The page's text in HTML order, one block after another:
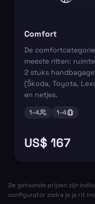
Comfort
De
meeste ritten:
2 stuks
(Škoda, Toyota,
en netjes.
1–4 1–4
US$ 167
De getoonde prijzen zijn
configurator zodra je je rit